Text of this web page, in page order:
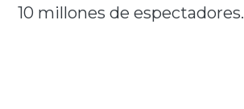
10 millones de espectadores.